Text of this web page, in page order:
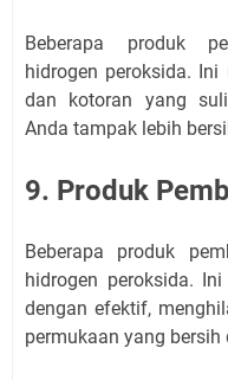
Beberapa produk
hidrogen peroksida.
dan kotoran yang
Anda tampak lebih
9. Produk
Beberapa produk
hidrogen peroksida.
dengan efektif,
permukaan yang bersih